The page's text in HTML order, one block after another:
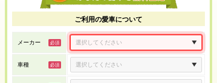
ご利用の愛車について
メーカー
車種